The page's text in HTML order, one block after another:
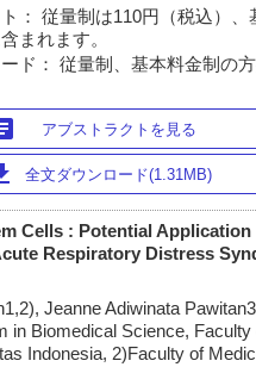
： 従量制は110円（税込）、
まれます。
ド： 従量制、基本料金制の
アブストラクトを見る
全文ダウンロード(1.31MB)
Cells : Potential Application
Respiratory Distress
Jeanne Adiwinata
in Biomedical Science, Faculty
Indonesia, 2)Faculty of